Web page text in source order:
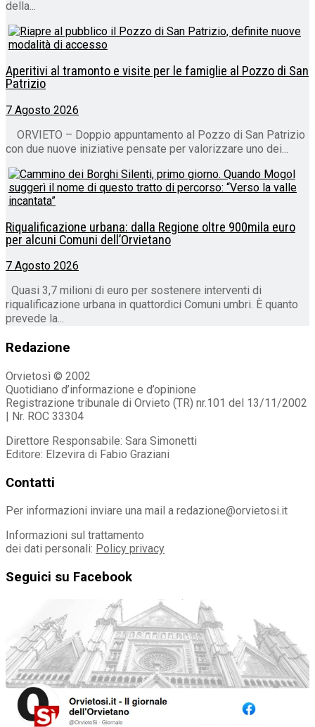
della...
Aperitivi al tramonto e visite per le famiglie al Pozzo di San
Patrizio
7 Agosto 2026
ORVIETO – Doppio appuntamento al Pozzo di San Patrizio
con due nuove iniziative pensate per valorizzare uno dei...
Riqualificazione urbana: dalla Regione oltre 900mila euro
per alcuni Comuni dell’Orvietano
7 Agosto 2026
Quasi 3,7 milioni di euro per sostenere interventi di
riqualificazione urbana in quattordici Comuni umbri. È quanto
prevede la...
Redazione
Orvietosì © 2002
Quotidiano d’informazione e d’opinione
Registrazione tribunale di Orvieto (TR) nr.101 del 13/11/2002
| Nr. ROC 33304
Direttore Responsabile: Sara Simonetti
Editore: Elzevira di Fabio Graziani
Contatti
Per informazioni inviare una mail a redazione@orvietosi.it
Informazioni sul trattamento
dei dati personali: Policy privacy
Seguici su Facebook